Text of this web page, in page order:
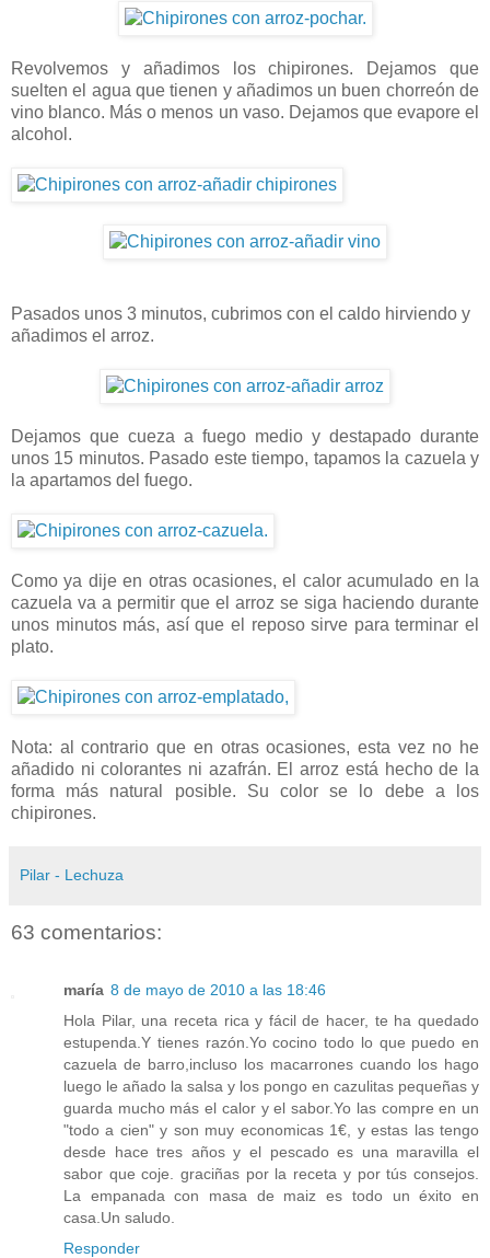
Revolvemos y añadimos los chipirones. Dejamos que
suelten el agua que tienen y añadimos un buen chorreón de
vino blanco. Más o menos un vaso. Dejamos que evapore el
alcohol.
Pasados unos 3 minutos, cubrimos con el caldo hirviendo y
añadimos el arroz.
Dejamos que cueza a fuego medio y destapado durante
unos 15 minutos. Pasado este tiempo, tapamos la cazuela y
la apartamos del fuego.
Como ya dije en otras ocasiones, el calor acumulado en la
cazuela va a permitir que el arroz se siga haciendo durante
unos minutos más, así que el reposo sirve para terminar el
plato.
Nota: al contrario que en otras ocasiones, esta vez no he
añadido ni colorantes ni azafrán. El arroz está hecho de la
forma más natural posible. Su color se lo debe a los
chipirones.
Pilar - Lechuza
63 comentarios:
maría 8 de mayo de 2010 a las 18:46
Hola Pilar, una receta rica y fácil de hacer, te ha quedado
estupenda.Y tienes razón.Yo cocino todo lo que puedo en
cazuela de barro,incluso los macarrones cuando los hago
luego le añado la salsa y los pongo en cazulitas pequeñas y
guarda mucho más el calor y el sabor.Yo las compre en un
"todo a cien" y son muy economicas 1€, y estas las tengo
desde hace tres años y el pescado es una maravilla el
sabor que coje. graciñas por la receta y por tús consejos.
La empanada con masa de maiz es todo un éxito en
casa.Un saludo.
Responder